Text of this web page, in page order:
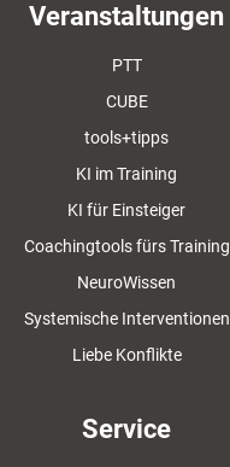
Veranstaltungen
PTT
CUBE
tools+tipps
KI im Training
KI für Einsteiger
Coachingtools fürs Training
NeuroWissen
Systemische Interventionen
Liebe Konflikte
Service